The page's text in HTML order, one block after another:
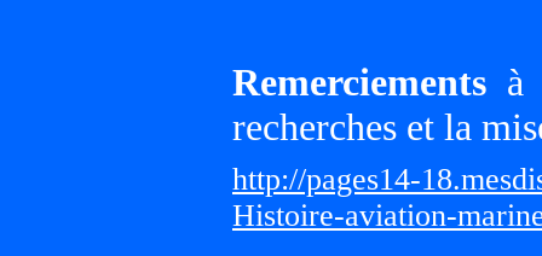
Remerciements à
recherches et la
http://pages14-
Histoire-aviation-